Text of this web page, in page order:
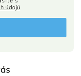
údajů